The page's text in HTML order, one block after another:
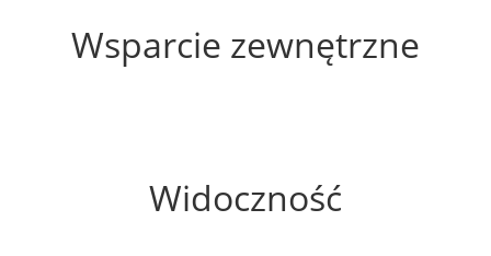
Wsparcie zewnętrzne
Widoczność